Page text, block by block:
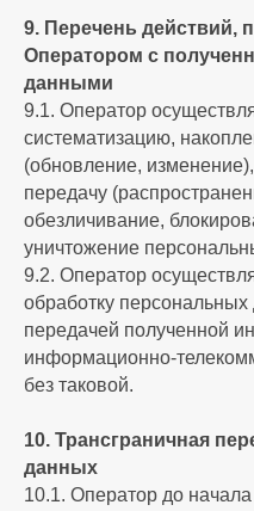
9. Перечень действий,
Оператором с
данными
9.1. Оператор
систематизацию,
(обновление,
передачу
обезличивание,
уничтожение
9.2. Оператор
обработку
передачей полученной
информационно-
без таковой.
10. Трансграничная
данных
10.1. Оператор до